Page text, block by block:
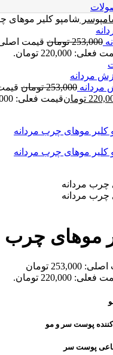
شامپو کلیر موهای
253,000 تومان
220,000 تومان.
مردانه 253,000 تومان
تومانقیمت فعلی: 220,000 تومان.
موهای چرب
قیمت اصلی: 253,000 تومان
220,000 تومان.
پوست سر و مو
پوست سر